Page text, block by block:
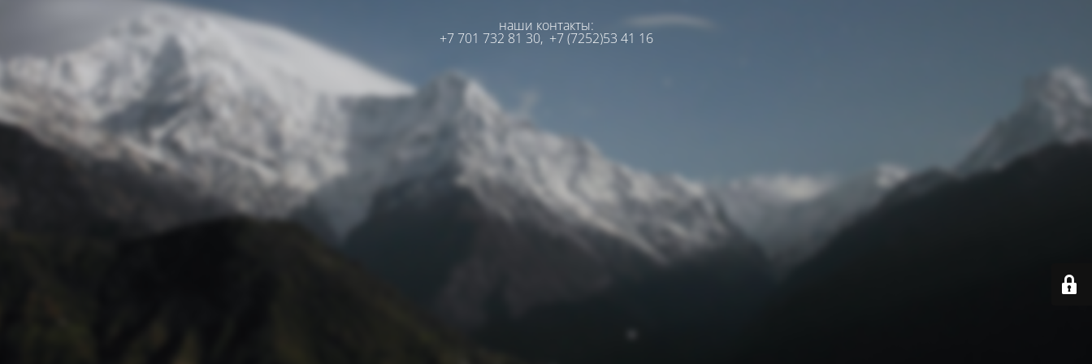
наши контакты:
+7 701 732 81 30, +7 (7252)53 41 16